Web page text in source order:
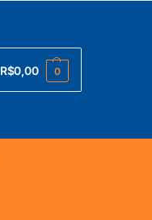
R$0,00 0